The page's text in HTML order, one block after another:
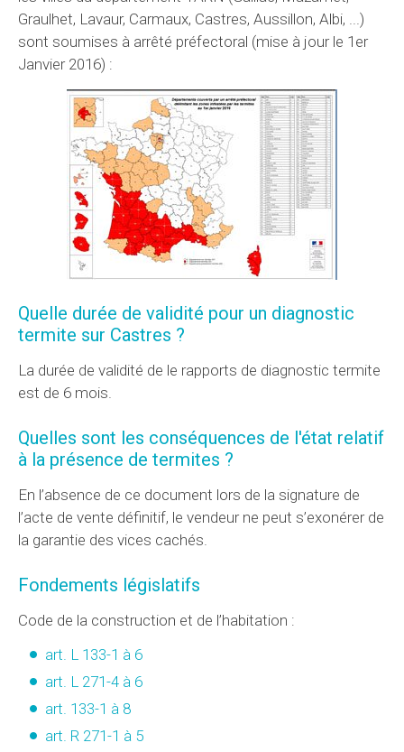
Graulhet, Lavaur, Carmaux, Castres, Aussillon, Albi, ...)
sont soumises à arrêté préfectoral (mise à jour le 1er
Janvier 2016) :
Quelle durée de validité pour un diagnostic
termite sur Castres ?
La durée de validité de le rapports de diagnostic termite
est de 6 mois.
Quelles sont les conséquences de l'état relatif
à la présence de termites ?
En l’absence de ce document lors de la signature de
l’acte de vente définitif, le vendeur ne peut s’exonérer de
la garantie des vices cachés.
Fondements législatifs
Code de la construction et de l’habitation :
art. L 133-1 à 6
art. L 271-4 à 6
art. 133-1 à 8
art. R 271-1 à 5